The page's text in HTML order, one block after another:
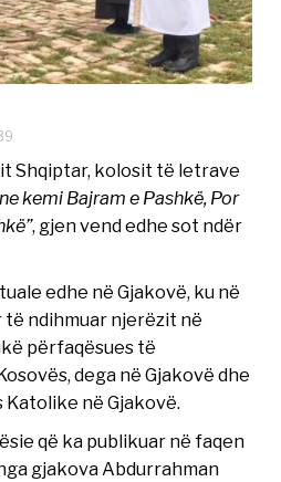
Shqiptar, kolosit të letrave
kemi Bajram e Pashkë, Por
, gjen vend edhe sot ndër
edhe në Gjakovë, ku në
ndihmuar njerëzit në
përfaqësues të
dega në Gjakovë dhe
në Gjakovë.
që ka publikuar në faqen
gjakova Abdurrahman